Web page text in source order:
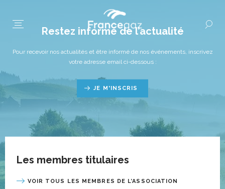
Restez informé de l’actualité
Pour recevoir nos actualités et être informé de nos événements, inscrivez
votre adresse email ci-dessous :
JE M'INSCRIS
Les membres titulaires
VOIR TOUS LES MEMBRES DE L’ASSOCIATION